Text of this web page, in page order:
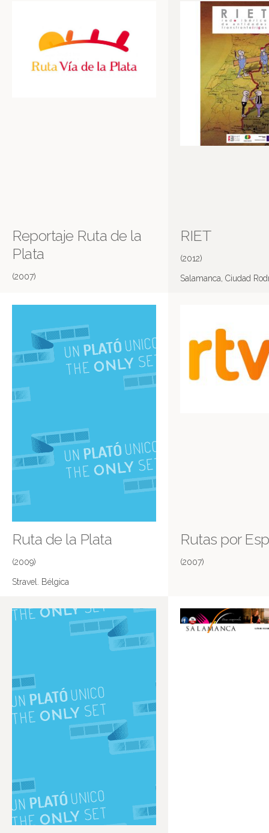
Reportaje Ruta de la
Plata
(2007)
RIET
(2012)
Salamanca, Ciudad
Ruta de la Plata
(2009)
Stravel. Bélgica
Rutas por
(2007)